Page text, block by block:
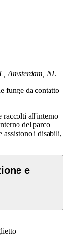
Amsterdam, NL
funge da contatto
raccolti all'interno
del parco
assistono i disabili,
e